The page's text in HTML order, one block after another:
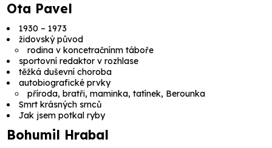
Ota Pavel
1930 – 1973
židovský původ
rodina v koncetračnínm táboře
sportovní redaktor v rozhlase
těžká duševní choroba
autobiografické prvky
příroda, bratři, maminka, tatínek, Berounka
Smrt krásných srnců
Jak jsem potkal ryby
Bohumil Hrabal